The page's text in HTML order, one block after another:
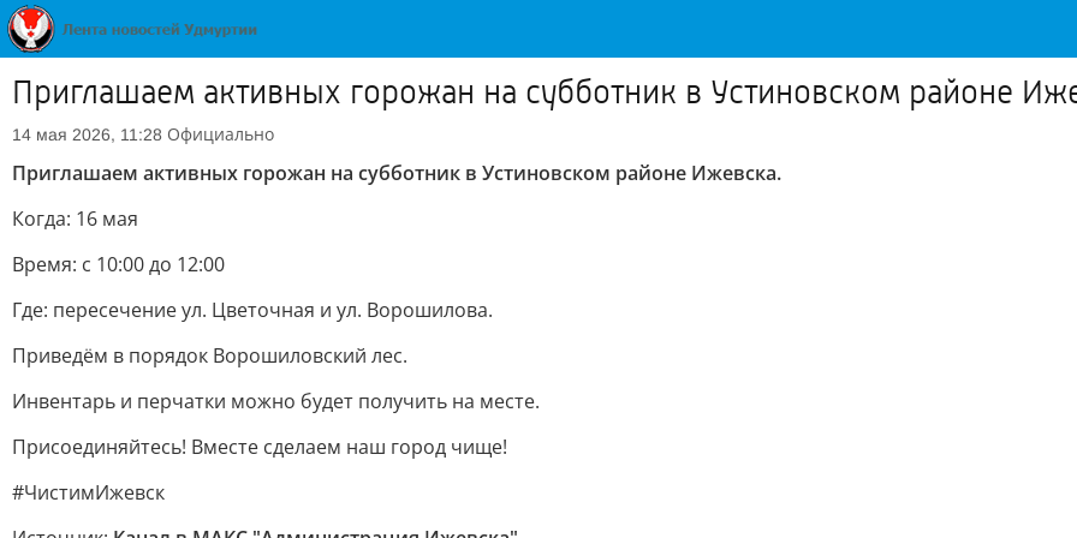
Приглашаем активных горожан на субботник в Устиновском районе
14 мая 2026, 11:28 Официально
Приглашаем активных горожан на субботник в Устиновском районе Ижевска.
Когда: 16 мая
Время: с 10:00 до 12:00
Где: пересечение ул. Цветочная и ул. Ворошилова.
Приведём в порядок Ворошиловский лес.
Инвентарь и перчатки можно будет получить на месте.
Присоединяйтесь! Вместе сделаем наш город чище!
#ЧистимИжевск